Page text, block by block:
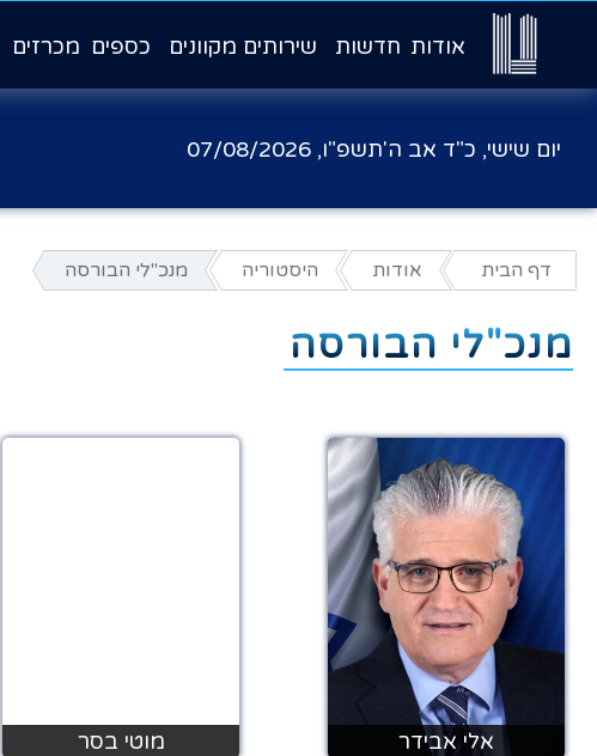
אודות חדשות שירותים מקוונים כספים מכרזים
יום שישי, כ"ד אב ה'תשפ"ו, 07/08/2026
דף הבית אודות היסטוריה מנכ"לי הבורסה
מנכ"לי הבורסה
אלי אבידר מוטי בסר